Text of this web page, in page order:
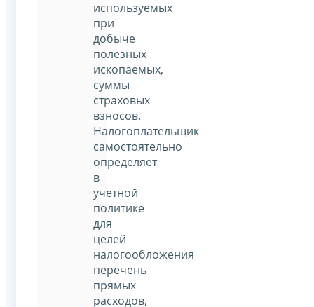
используемых
при
добыче
полезных
ископаемых,
суммы
страховых
взносов.
Налогоплательщик
самостоятельно
определяет
в
учетной
политике
для
целей
налогообложения
перечень
прямых
расходов,